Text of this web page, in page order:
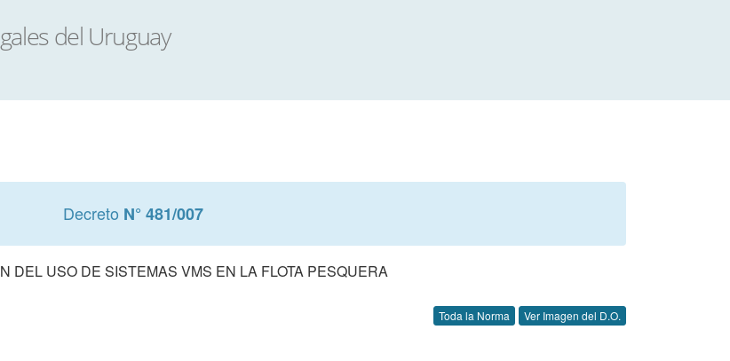
Decreto N° 481/007
DEL USO DE SISTEMAS VMS EN LA FLOTA PESQUERA
Toda la Norma Ver Imagen del D.O.